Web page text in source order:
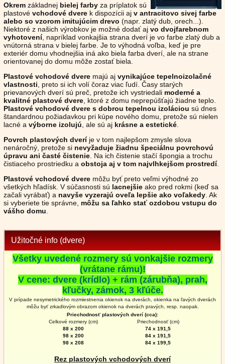
Okrem základnej bielej farby za príplatok sú
plastové vchodové dvere k dispozícii aj v antracitovo sivej farbe
alebo so vzorom imitujúcim drevo (napr. zlatý dub, orech...).
Niektoré z našich výrobkov je možné dodať aj vo dvojfarebnom
vyhotovení, napríklad vonkajšia strana dverí je vo farbe zlatý dub a
vnútorná strana v bielej farbe. Je to výhodná voľba, keď je pre
exteriér domu vhodnejšia iná ako biela farba dverí, ale na strane
orientovanej do domu môže zostať biela.
Plastové vchodové dvere majú aj vynikajúce tepelnoizolačné
vlastnosti , preto si ich volí čoraz viac ľudí. Časy starých
prievanových dverí sú preč, pretože ich vystriedali moderné a
kvalitné plastové dvere , ktoré z domu neprepúšťajú žiadne teplo.
Plastové vchodové dvere s dobrou tepelnou izoláciou sú dnes
štandardnou požiadavkou pri kúpe nového domu, pretože sú nielen
lacné a výborne izolujú , ale sú aj krásne a estetické
Povrch plastových dveríje v tom najlepšom zmysle slova
nenáročný, pretože si nevyžaduje žiadnu špeciálnu povrchovú
úpravu ani časté čistenie . Na ich čistenie stačí špongia a trochu
čistiaceho prostriedku a obstoja aj v tom najvlhkejšom prostredí.
Plastové vchodové dvere môžu byť preto veľmi výhodné zo
všetkých hľadísk. V súčasnosti sú lacnejšie ako pred rokmi (keď sa
začali vyrábať) a navyše vyzerajú oveľa lepšie ako voľakedy . Ak
si vyberiete tie správne, môžu sa ľahko stať ozdobou vstupu do
vášho domu
Užitočné info (dvere)
Všetky uvedené rozmery sú vonkajšie rozmery
(vrátane rámu)!
V cene: dvere (krídlo) + rám (zárubňa), prah,
kľučky, zámok, 3 kľúče.
V prípade nesymetrického rozmiestnenia okienok na dverách, okienka na ľavých dverách
môžu byť zrkadlovým obrazom okienok na dverách pravých, resp. naopak.
Priechodnosť plastových dverí (cca):
Celkové rozmery (cm)
Priechodnosť (cm)
88 x 200
74 x 191,5
98 x 200
84 x 191,5
98 x 208
84 x 199,5
Rez plastových vchodových dverí